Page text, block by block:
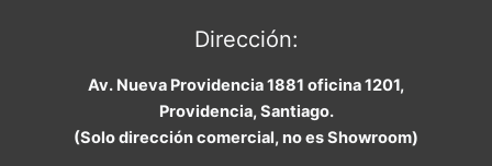
Dirección:
Av. Nueva Providencia 1881 oficina 1201,
Providencia, Santiago.
(Solo dirección comercial, no es Showroom)